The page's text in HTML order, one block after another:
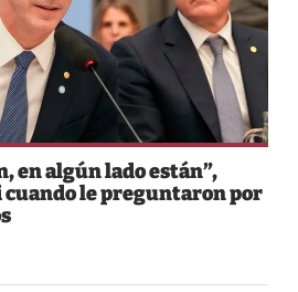
en algún lado están”,
le preguntaron por